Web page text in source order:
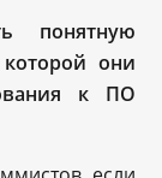
понятную
они
к ПО